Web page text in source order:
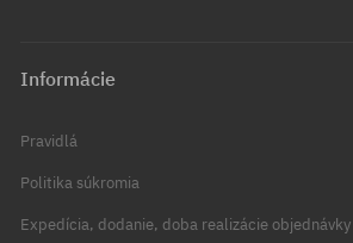
Informácie
Pravidlá
Politika súkromia
Expedícia, dodanie, doba realizácie objednávky